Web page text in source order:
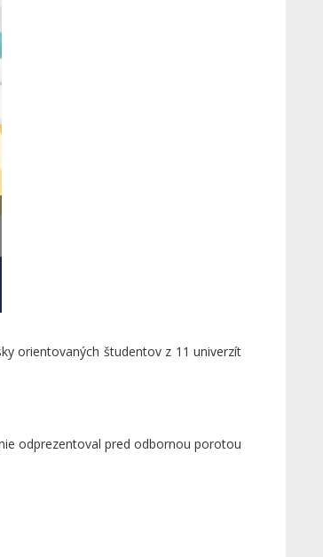
orientovaných študentov z 11 univerzít
odprezentoval pred odbornou porotou